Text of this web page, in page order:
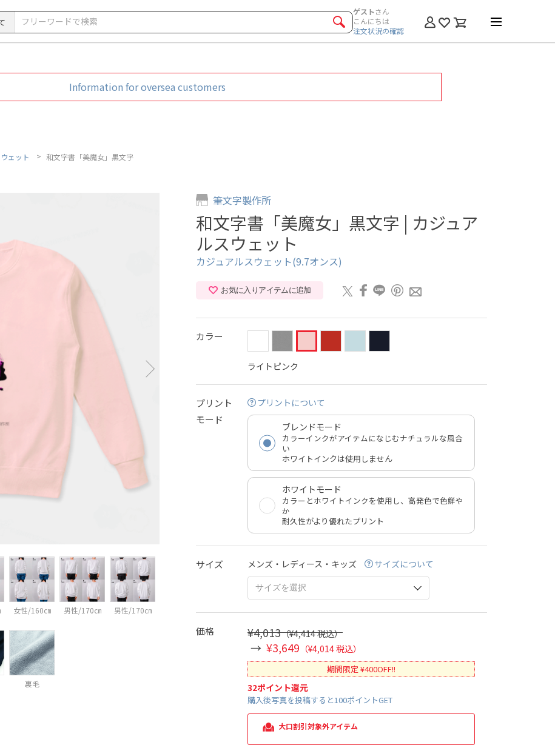
Information for oversea customers
ゲストさん
こんにちは
注文状況の確認
ェット 和文字書「美魔女」黒文字
筆文字製作所
和文字書「美魔女」黒文字 | カジュア
ルスウェット
カジュアルスウェット(9.7オンス)
お気に入りアイテムに追加
カラー
ライトピンク
プリント
モード
プリントについて
ブレンドモード
カラーインクがアイテムになじむナチュラルな風合
い
ホワイトインクは使用しません
ホワイトモード
カラーとホワイトインクを使用し、高発色で色鮮や
か
耐久性がより優れたプリント
サイズ メンズ・レディース・キッズ サイズについて
価格 ¥4,013（¥4,414 税込）
¥3,649 （¥4,014 税込）
期間限定 ¥400OFF!!
32ポイント還元
購入後写真を投稿すると100ポイントGET
大口割引対象外アイテム
女性/160㎝ 男性/170㎝ 男性/170㎝
裏毛